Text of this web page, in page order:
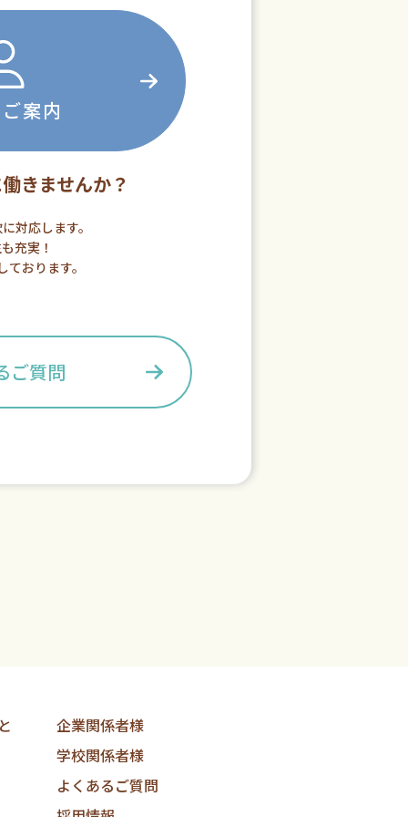
案内
きませんか？
対応します。
充実！
おります。
ご質問
企業関係者様
学校関係者様
よくあるご質問